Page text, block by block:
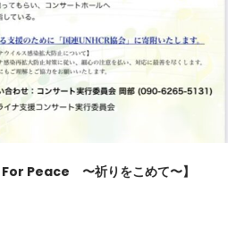
For Peace 〜祈りをこめて〜】